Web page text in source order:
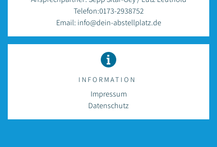
Telefon:0173-2938752
Email: info@dein-abstellplatz.de
INFORMATION
Impressum
Datenschutz